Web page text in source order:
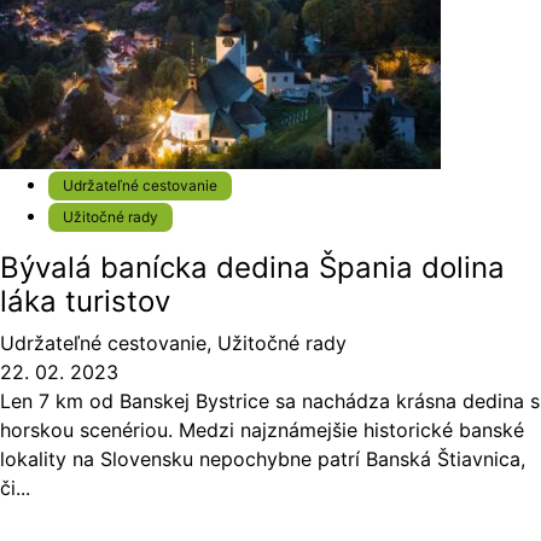
Udržateľné cestovanie
Užitočné rady
Bývalá banícka dedina Špania dolina
láka turistov
Udržateľné cestovanie, Užitočné rady
22. 02. 2023
Len 7 km od Banskej Bystrice sa nachádza krásna dedina s
horskou scenériou. Medzi najznámejšie historické banské
lokality na Slovensku nepochybne patrí Banská Štiavnica,
či...